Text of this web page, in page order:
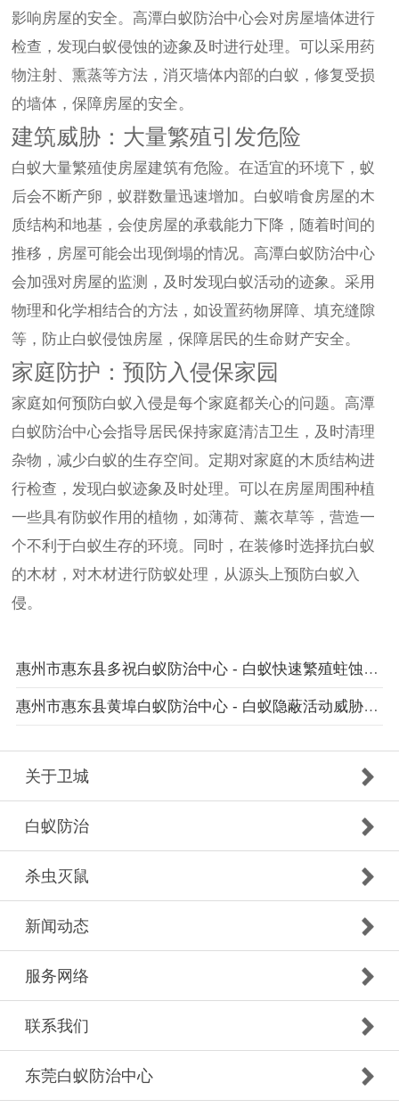
影响房屋的安全。高潭白蚁防治中心会对房屋墙体进行
检查，发现白蚁侵蚀的迹象及时进行处理。可以采用药
物注射、熏蒸等方法，消灭墙体内部的白蚁，修复受损
的墙体，保障房屋的安全。
建筑威胁：大量繁殖引发危险
白蚁大量繁殖使房屋建筑有危险。在适宜的环境下，蚁
后会不断产卵，蚁群数量迅速增加。白蚁啃食房屋的木
质结构和地基，会使房屋的承载能力下降，随着时间的
推移，房屋可能会出现倒塌的情况。高潭白蚁防治中心
会加强对房屋的监测，及时发现白蚁活动的迹象。采用
物理和化学相结合的方法，如设置药物屏障、填充缝隙
等，防止白蚁侵蚀房屋，保障居民的生命财产安全。
家庭防护：预防入侵保家园
家庭如何预防白蚁入侵是每个家庭都关心的问题。高潭
白蚁防治中心会指导居民保持家庭清洁卫生，及时清理
杂物，减少白蚁的生存空间。定期对家庭的木质结构进
行检查，发现白蚁迹象及时处理。可以在房屋周围种植
一些具有防蚁作用的植物，如薄荷、薰衣草等，营造一
个不利于白蚁生存的环境。同时，在装修时选择抗白蚁
的木材，对木材进行防蚁处理，从源头上预防白蚁入
侵。
惠州市惠东县多祝白蚁防治中心 - 白蚁快速繁殖蛀蚀铁路枕木部件
惠州市惠东县黄埠白蚁防治中心 - 白蚁隐蔽活动威胁文物保护工作
关于卫城
白蚁防治
杀虫灭鼠
新闻动态
服务网络
联系我们
东莞白蚁防治中心